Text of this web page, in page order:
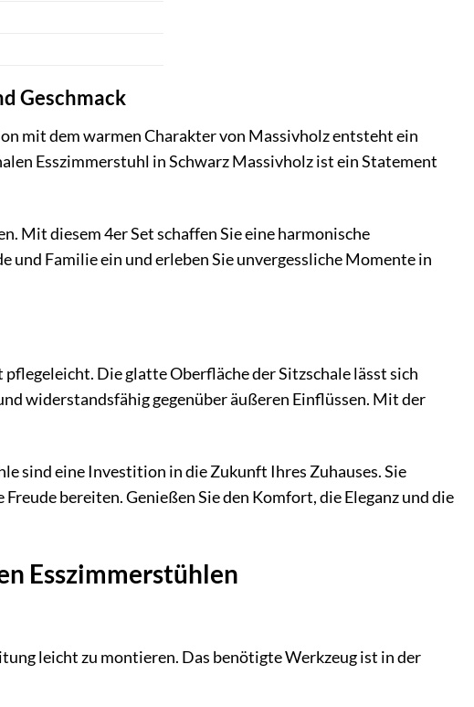
Geschmack
mit dem warmen Charakter von Massivholz entsteht ein
Esszimmerstuhl in Schwarz Massivholz ist ein Statement
Mit diesem 4er Set schaffen Sie eine harmonische
und Familie ein und erleben Sie unvergessliche Momente in
Die glatte Oberfläche der Sitzschale lässt sich
widerstandsfähig gegenüber äußeren Einflüssen. Mit der
sind eine Investition in die Zukunft Ihres Zuhauses. Sie
bereiten. Genießen Sie den Komfort, die Eleganz und die
Esszimmerstühlen
leicht zu montieren. Das benötigte Werkzeug ist in der